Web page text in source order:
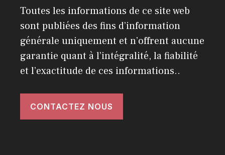
Toutes les informations de ce site web
sont publiées des fins d’information
générale uniquement et n’offrent aucune
garantie quant à l’intégralité, la fiabilité
et l’exactitude de ces informations..
CONTACTEZ NOUS